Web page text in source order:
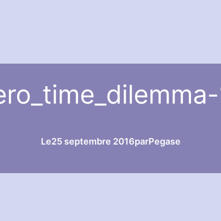
Le25 septembre 2016parPegase